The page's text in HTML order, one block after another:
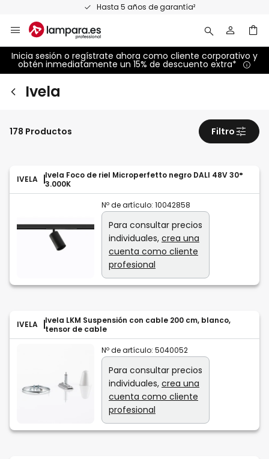
Hasta 5 años de garantía²
contenido
Inicia sesión o regístrate ahora como cliente corporativo y
obtén inmediatamente un 15% de descuento extra*
Ivela
IVELA
Ivela Foco de riel Microperfetto negro DALI 48V 30°
3.000K
Nº de artículo: 10042858
Para consultar precios
individuales, crea una
cuenta como cliente
profesional
IVELA
Ivela LKM Suspensión con cable 200 cm, blanco,
tensor de cable
Nº de artículo: 5040052
Para consultar precios
individuales, crea una
cuenta como cliente
profesional
178 Productos Filtro